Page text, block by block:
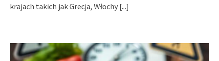
krajach takich jak Grecja, Włochy [...]